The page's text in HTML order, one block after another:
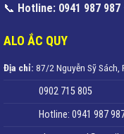
📞 Hotline: 0941 987 987
ALO ẮC QUY
Địa chỉ: 87/2 Nguyễn Sỹ Sách,
0902 715 805
Hotline: 0941 987